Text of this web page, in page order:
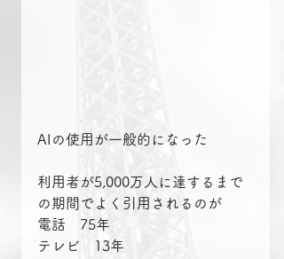
AIの使用が一般的になった
利用者が5,000万人に達するまで
の期間でよく引用されるのが
電話　75年
テレビ　13年